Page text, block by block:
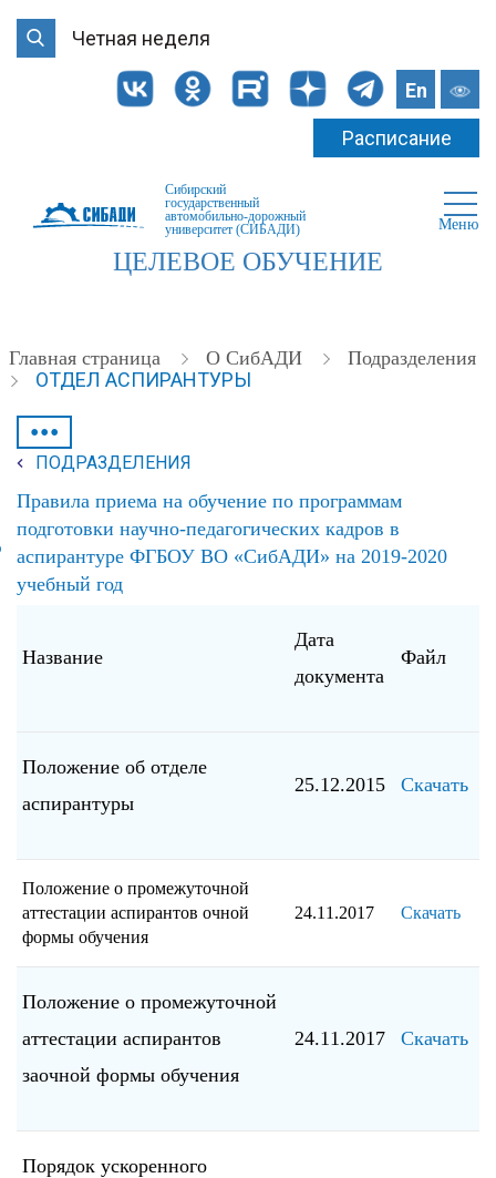
Четная неделя
En
Расписание
Сибирский
государственный
автомобильно-дорожный
университет (СИБАДИ)
Меню
ЦЕЛЕВОЕ ОБУЧЕНИЕ
Главная страница О СибАДИ Подразделения
ОТДЕЛ АСПИРАНТУРЫ
•••
ПОДРАЗДЕЛЕНИЯ
Правила приема на обучение по программам
подготовки научно-педагогических кадров в
аспирантуре ФГБОУ ВО «СибАДИ» на 2019-2020
учебный год
Название
Дата
документа
Файл
Положение об отделе
аспирантуры
25.12.2015 Скачать
Положение о промежуточной
аттестации аспирантов очной
формы обучения
24.11.2017 Скачать
Положение о промежуточной
аттестации аспирантов
заочной формы обучения
24.11.2017 Скачать
Порядок ускоренного